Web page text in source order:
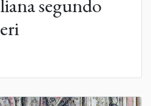
segundo